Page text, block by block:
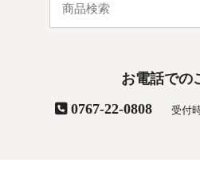
お電話での
0767-22-0808
受付